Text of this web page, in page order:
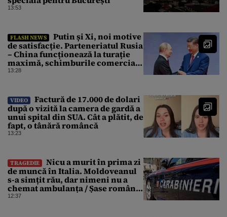
13:53
FLASH NEWS
Putin și Xi, noi motive
de satisfacție. Parteneriatul Rusia
– China funcționează la turație
maximă, schimburile comerciale
ating niveluri record
13:28
VIDEO
Factură de 17.000 de dolari
după o vizită la camera de gardă a
unui spital din SUA. Cât a plătit, de
fapt, o tânără româncă
13:23
TRAGEDIE
Nicu a murit în prima zi
de muncă în Italia. Moldoveanul
s-a simțit rău, dar nimeni nu a
chemat ambulanța / Șase români,
anchetați
12:37